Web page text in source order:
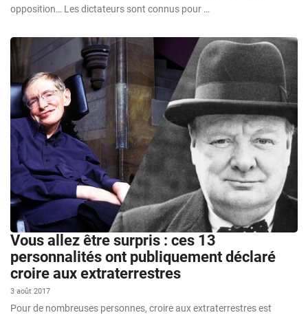
opposition… Les dictateurs sont connus pour …
Vous allez être surpris : ces 13
personnalités ont publiquement déclaré
croire aux extraterrestres
3 août 2017
Pour de nombreuses personnes, croire aux extraterrestres est